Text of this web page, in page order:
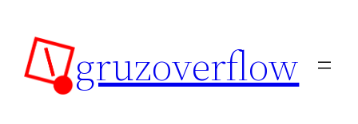
content
gruzoverflow